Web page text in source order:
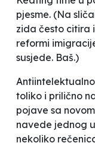
pjesme. (Na
zida često citira
reformi
susjede. Baš.)
toliko i prilično
pojave sa
navede jednog
nekoliko